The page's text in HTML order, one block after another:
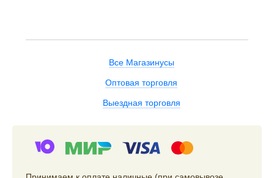
Все Магазинусы
Оптовая торговля
Выездная торговля